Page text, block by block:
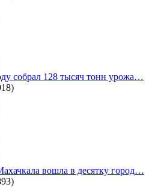
собрал 128 тысяч тонн урожа…
вошла в десятку город…